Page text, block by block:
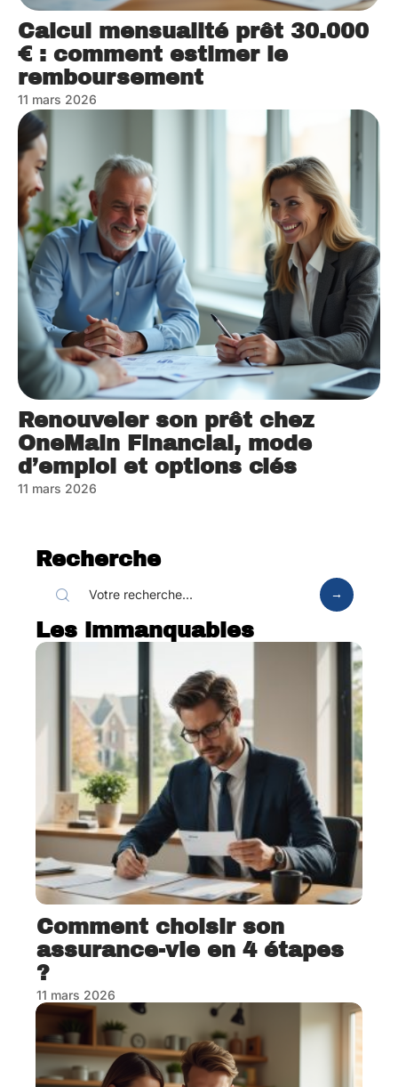
Calcul mensualité prêt 30.000
€ : comment estimer le
remboursement
11 mars 2026
Renouveler son prêt chez
OneMain Financial, mode
d’emploi et options clés
11 mars 2026
Recherche
Les immanquables
Comment choisir son
assurance-vie en 4 étapes
?
11 mars 2026